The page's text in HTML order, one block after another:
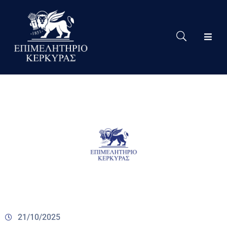
Το
Eπιμελητήριο
21/10/2025